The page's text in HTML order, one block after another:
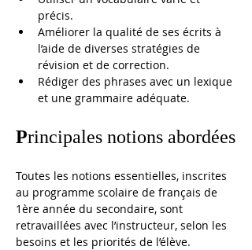
précis.
Améliorer la qualité de ses écrits à
l’aide de diverses stratégies de
révision et de correction.
Rédiger des phrases avec un lexique
et une grammaire adéquate.
Principales notions abordées
Toutes les notions essentielles, inscrites
au programme scolaire de français de
1ère année du secondaire, sont
retravaillées avec l’instructeur, selon les
besoins et les priorités de l’élève.